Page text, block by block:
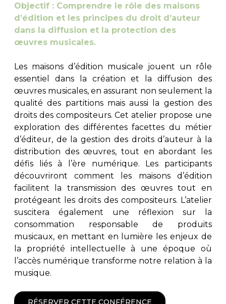
Objectif : Comprendre le rôle des maisons
d’édition et les principes du droit d’auteur
dans la diffusion et la protection des
œuvres musicales.
Les maisons d’édition musicale jouent un rôle
essentiel dans la création et la diffusion des
œuvres musicales, en assurant non seulement la
qualité des partitions mais aussi la gestion des
droits des compositeurs. Cet atelier propose une
exploration des différentes facettes du métier
d’éditeur, de la gestion des droits d’auteur à la
distribution des œuvres, tout en abordant les
défis liés à l’ère numérique. Les participants
découvriront comment les maisons d’édition
facilitent la transmission des œuvres tout en
protégeant les droits des compositeurs. L’atelier
suscitera également une réflexion sur la
consommation responsable de produits
musicaux, en mettant en lumière les enjeux de
la propriété intellectuelle à une époque où
l’accès numérique transforme notre relation à la
musique.
RÉSERVER CETTE CONFÉRENCE